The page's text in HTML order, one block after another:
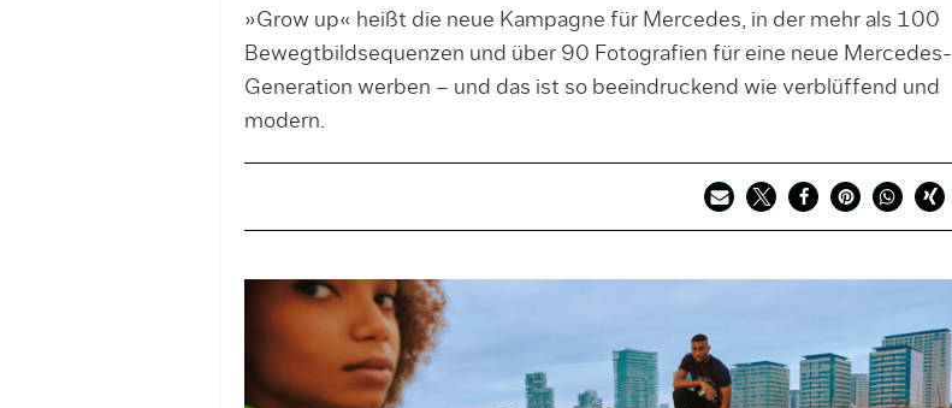
»Grow up« heißt die neue Kampagne für Mercedes, in der mehr als 100
Bewegtbildsequenzen und über 90 Fotografien für eine neue Mercedes-
Generation werben – und das ist so beeindruckend wie verblüffend und
modern.